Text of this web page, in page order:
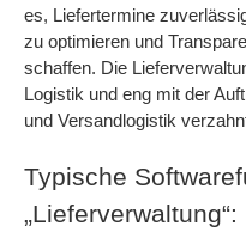
es, Liefertermine
zu optimieren und
schaffen. Die
Logistik und eng mit der
und Versandlogistik
Typische
„Lieferverwaltung“: